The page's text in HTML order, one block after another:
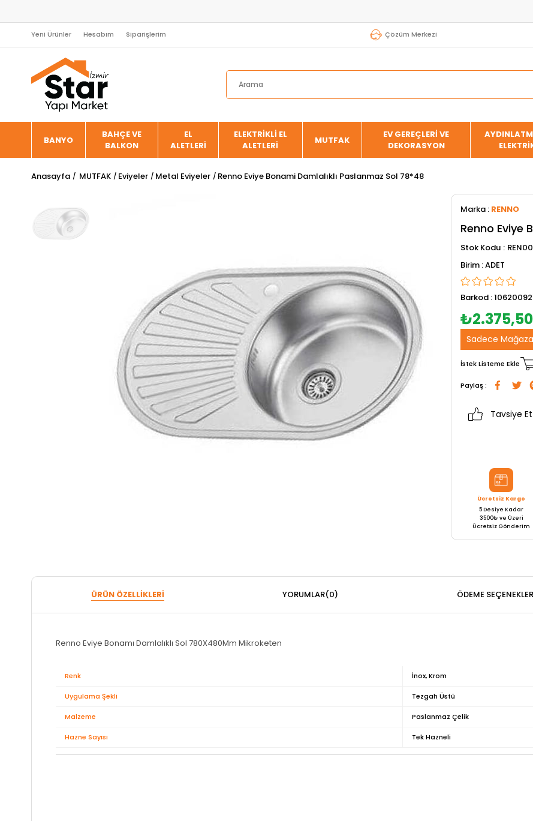
Yeni Ürünler Hesabım Siparişlerim Çözüm Merkezi
BANYO
BAHÇE VE
BALKON
EL
ALETLERİ
ELEKTRİKLİ EL
ALETLERİ
MUTFAK
EV GEREÇLERİ VE
DEKORASYON
Anasayfa MUTFAK Eviyeler Metal Eviyeler Renno Eviye Bonami Damlalıklı Paslanmaz Sol 78*48
Marka : RENNO
Renno Eviye
Stok Kodu
ADET
Barkod :
₺2.375,50
Sadece
İstek Listeme Ekle
Paylaş :
Tavsiye Et
Ücretsiz Kargo
5 Desiye Kadar
3500₺ ve Üzeri
Ücretsiz Gönderim
ÜRÜN ÖZELLIKLERI YORUMLAR(0) ÖDEME
Renno Eviye Bonamı Damlalıklı Sol 780X480Mm Mikroketen
Renk İnox, Krom
Uygulama Şekli Tezgah Üstü
Malzeme Paslanmaz Çelik
Hazne Sayısı Tek Hazneli